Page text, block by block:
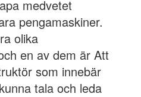
medvetet
pengamaskiner.
olika
en av dem är Att
som innebär
tala och leda